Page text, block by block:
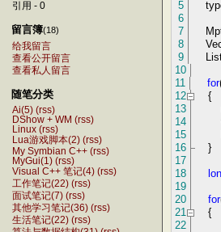
引用 - 0
留言簿(18)
给我留言
查看公开留言
查看私人留言
随笔分类
Ai(5) (rss)
DShow + WM (rss)
Linux (rss)
Lua游戏脚本(2) (rss)
My Symbian C++ (rss)
MyGui(1) (rss)
Visual C++ 笔记(4) (rss)
工作笔记(22) (rss)
面试笔记(7) (rss)
其他学习笔记(36) (rss)
生活笔记(22) (rss)
5
6
7
8
9
10
11
for
12
{
13
14
15
16
}
17
18
19
20
for
21
{
22